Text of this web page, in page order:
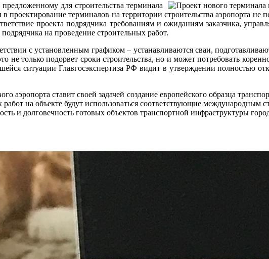
для строительства терминала
терминалов на территории строительства аэропорта
проекта подрядчика требованиям и ожиданиям заказчика,
на проведение строительных работ.
с установленным графиком – устанавливаются сваи,
только подорвет сроки строительства, но и может потребовать
ситуации Главгосэкспертиза РФ видит в утверждении полностью
аэропорта ставит своей задачей создание европейского образца
на объекте будут использоваться соответствующие международным
и долговечность готовых объектов транспортной инфраструктуры